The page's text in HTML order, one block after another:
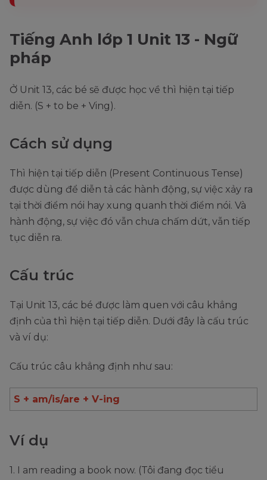
Tiếng Anh lớp 1 Unit 13 - Ngữ
pháp
Ở Unit 13, các bé sẽ được học về thì hiện tại tiếp
diễn. (S + to be + Ving).
Cách sử dụng
Thì hiện tại tiếp diễn (Present Continuous Tense)
được dùng để diễn tả các hành động, sự việc xảy ra
tại thời điểm nói hay xung quanh thời điểm nói. Và
hành động, sự việc đó vẫn chưa chấm dứt, vẫn tiếp
tục diễn ra.
Cấu trúc
Tại Unit 13, các bé được làm quen với câu khẳng
định của thì hiện tại tiếp diễn. Dưới đây là cấu trúc
và ví dụ:
Cấu trúc câu khẳng định như sau:
S + am/is/are + V-ing
Ví dụ
1. I am reading a book now. (Tôi đang đọc tiểu